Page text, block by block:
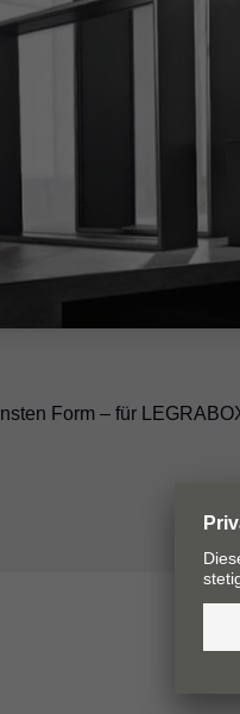
Form – für